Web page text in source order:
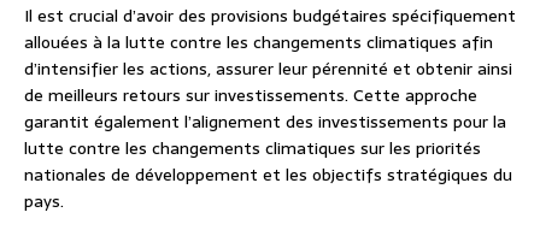
Il est crucial d’avoir des provisions budgétaires spécifiquement
allouées à la lutte contre les changements climatiques afin
d’intensifier les actions, assurer leur pérennité et obtenir ainsi
de meilleurs retours sur investissements. Cette approche
garantit également l’alignement des investissements pour la
lutte contre les changements climatiques sur les priorités
nationales de développement et les objectifs stratégiques du
pays.